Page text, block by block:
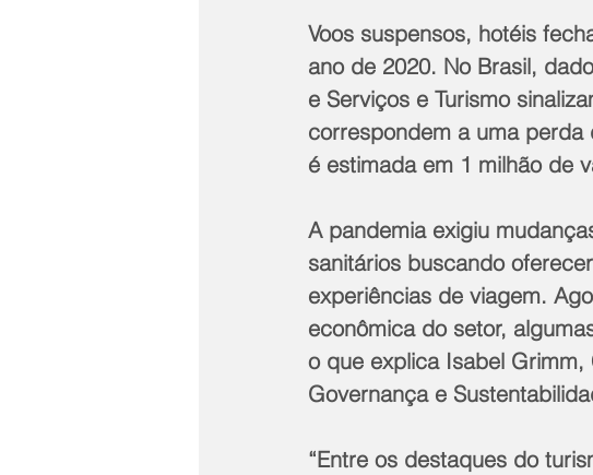
Voos suspensos, hotéis
ano de 2020. No Brasil,
e Serviços e Turismo
correspondem a uma
é estimada em 1 milhão de
A pandemia exigiu
sanitários buscando
experiências de viagem.
econômica do setor,
o que explica Isabel
Governança e
“Entre os destaques do